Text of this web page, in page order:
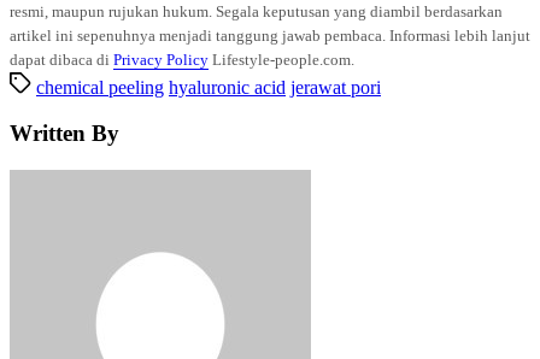
resmi, maupun rujukan hukum. Segala keputusan yang diambil berdasarkan
artikel ini sepenuhnya menjadi tanggung jawab pembaca. Informasi lebih lanjut
dapat dibaca di Privacy Policy Lifestyle-people.com.
chemical peeling hyaluronic acid jerawat pori
Written By